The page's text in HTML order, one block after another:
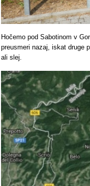
Hočemo pod Sabotinom v
preusmeri nazaj, iskat druge
ali slej.